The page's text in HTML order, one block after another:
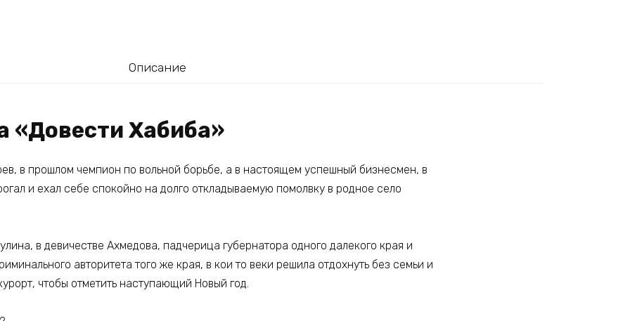
Описание
«Довести Хабиба»
в прошлом чемпион по вольной борьбе, а в настоящем успешный бизнесмен, в
и ехал себе спокойно на долго откладываемую помолвку в родное село
в девичестве Ахмедова, падчерица губернатора одного далекого края и
авторитета того же края, в кои то веки решила отдохнуть без семьи и
чтобы отметить наступающий Новый год.